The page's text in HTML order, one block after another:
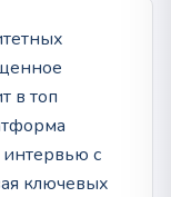
в топ
интервью с
ключевых